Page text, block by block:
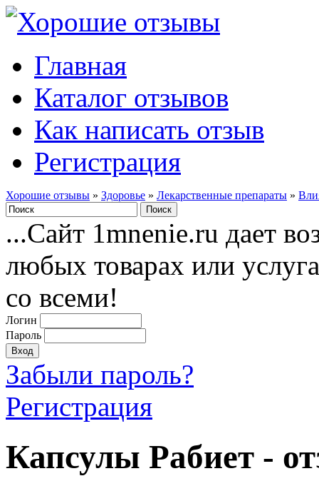
Главная
Каталог отзывов
Как написать отзыв
Регистрация
Хорошие отзывы » Здоровье » Лекарственные препараты »
...Сайт 1mnenie.ru дает
любых товарах или
со всеми!
Логин
Пароль
Забыли пароль?
Регистрация
Капсулы Рабиет -